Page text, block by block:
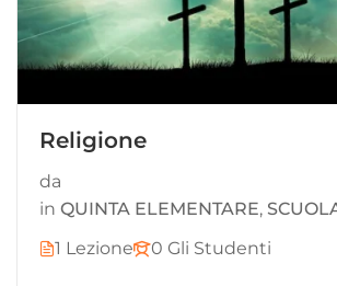
Religione
da
in QUINTA ELEMENTARE,
1 Lezione
0 Gli Studenti